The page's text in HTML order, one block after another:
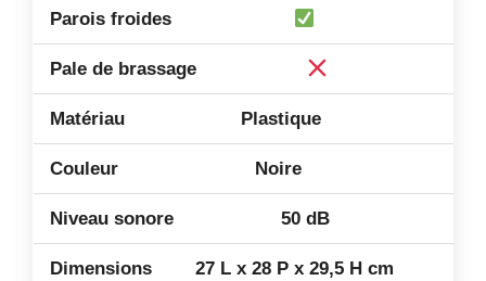
Plastique
Noire
50 dB
27 L x 28 P x 29,5 H cm